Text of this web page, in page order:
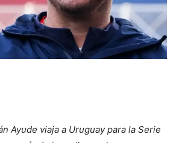
Ayude viaja a Uruguay para la Serie